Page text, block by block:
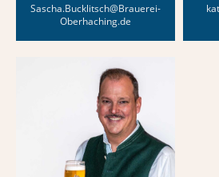
Sascha.Bucklitsch@Brauerei-
Oberhaching.de